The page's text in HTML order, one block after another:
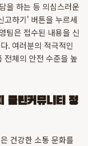
을 하는 등 의심스러운
고하기' 버튼을 누르세
팀은 접수된 내용을 신
. 여러분의 적극적인
전체의 안전 수준을 높
클린커뮤니티 정
건강한 소통 문화를